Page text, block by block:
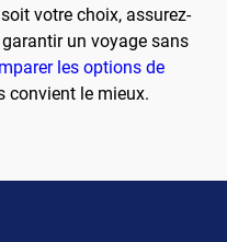
votre choix, assurez-
un voyage sans
les options de
convient le mieux.